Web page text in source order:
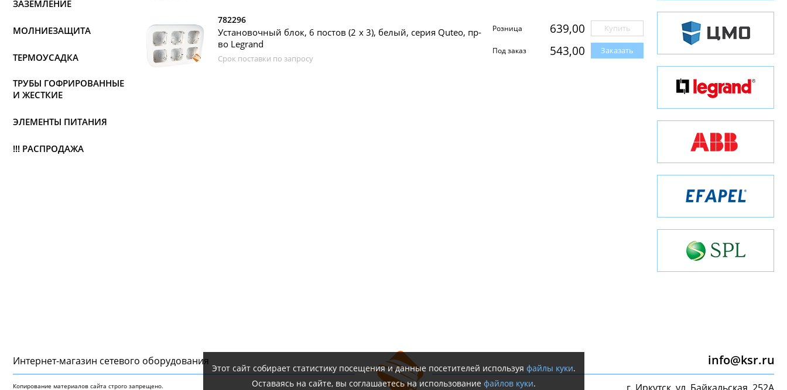
ЗАЗЕМЛЕНИЕ
МОЛНИЕЗАЩИТА
ТЕРМОУСАДКА
ТРУБЫ ГОФРИРОВАННЫЕ
И ЖЕСТКИЕ
ЭЛЕМЕНТЫ ПИТАНИЯ
!!! РАСПРОДАЖА
782296
Установочный блок, 6 постов (2 х 3), белый, серия Quteo, пр-
во Legrand
Срок поставки по запросу
Розница 639,00 Купить
Под заказ 543,00 Заказать
Интернет-магазин сетeвого оборудования
Копирование материалов сайта строго запрещено.
info@ksr.ru
Этот сайт собирает статистику посещения и данные посетителей используя файлы куки.
Оставаясь на сайте, вы соглашаетесь на использование файлов куки.